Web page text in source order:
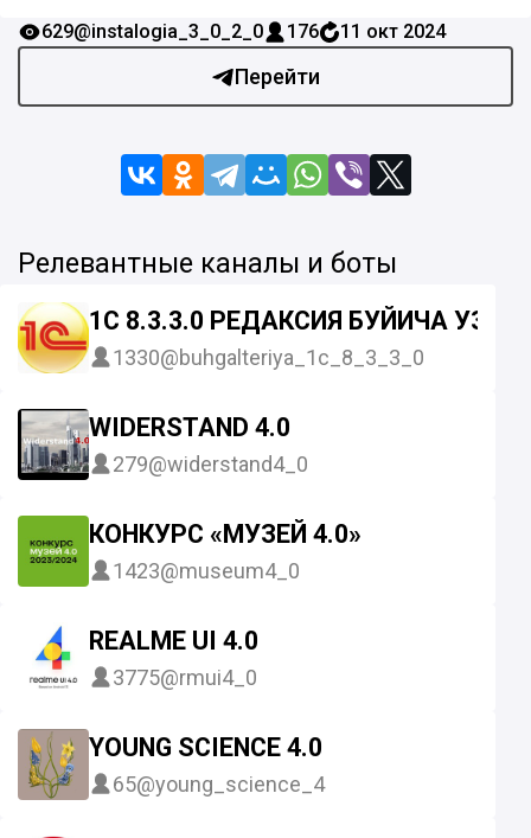
Перейти
629@instalogia_3_0_2_0 176 11 окт 2024
Релевантные каналы и боты
1С 8.3.3.0 РЕДАКСИЯ БУЙИЧА
1330@buhgalteriya_1c_8_3_3_0
WIDERSTAND 4.0
279@widerstand4_0
КОНКУРС «МУЗЕЙ 4.0»
1423@museum4_0
REALME UI 4.0
3775@rmui4_0
YOUNG SCIENCE 4.0
65@young_science_4